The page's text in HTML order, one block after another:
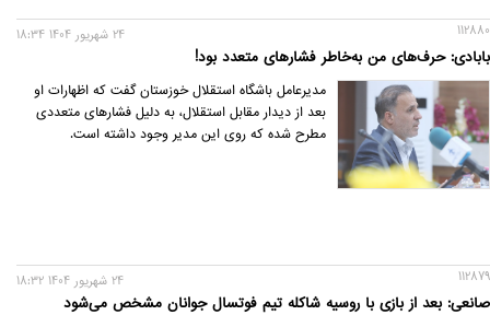
112880
بابادی: حرف‌های من به‌خاطر فشارهای متعدد بود!
24 شهريور 1404 18:34
مدیرعامل باشگاه استقلال خوزستان گفت که اظهارات او
بعد از دیدار مقابل استقلال، به دلیل فشارهای متعددی
مطرح شده که روی این مدیر وجود داشته است.
112879
صانعی: بعد از بازی با روسیه شاکله تیم فوتسال جوانان مشخص می‌شود
24 شهريور 1404 18:32